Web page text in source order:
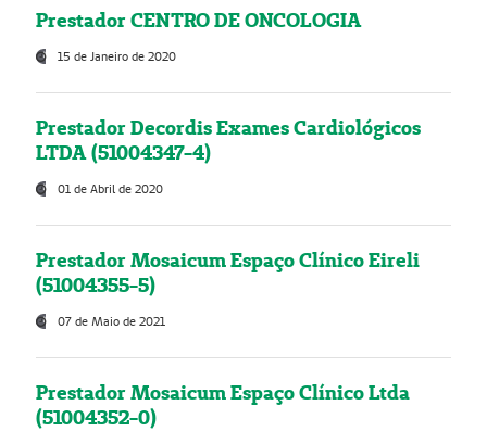
Prestador CENTRO DE ONCOLOGIA
15 de Janeiro de 2020
Prestador Decordis Exames Cardiológicos
LTDA (51004347-4)
01 de Abril de 2020
Prestador Mosaicum Espaço Clínico Eireli
(51004355-5)
07 de Maio de 2021
Prestador Mosaicum Espaço Clínico Ltda
(51004352-0)